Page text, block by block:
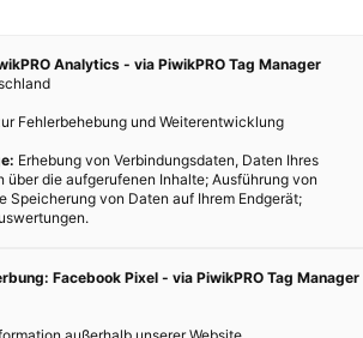
Analytics - via PiwikPRO Tag Manager
Fehlerbehebung und Weiterentwicklung
Erhebung von Verbindungsdaten, Daten Ihres
über die aufgerufenen Inhalte; Ausführung von
Speicherung von Daten auf Ihrem Endgerät;
Facebook Pixel - via PiwikPRO Tag Manager
außerhalb unserer Website